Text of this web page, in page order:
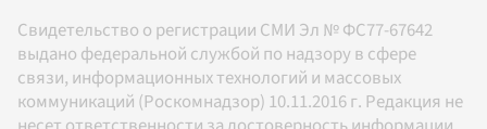
Свидетельство о регистрации СМИ Эл № ФС77-67642
выдано федеральной службой по надзору в сфере
связи, информационных технологий и массовых
коммуникаций (Роскомнадзор) 10.11.2016 г. Редакция не